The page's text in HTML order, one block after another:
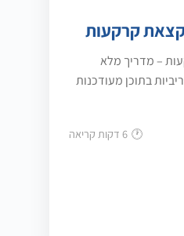
קרקעות
– מדריך מלא
💡 הריביות בתוכן מעודכנות
6 דקות קריאה